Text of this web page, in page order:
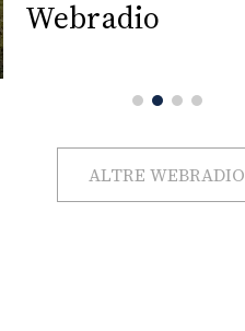
Webradio
ALTRE WEBRADIO